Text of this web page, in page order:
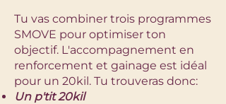
Tu vas combiner trois programmes
SMOVE pour optimiser ton
objectif. L'accompagnement en
renforcement et gainage est idéal
pour un 20kil. Tu trouveras donc:
Un p'tit 20kil